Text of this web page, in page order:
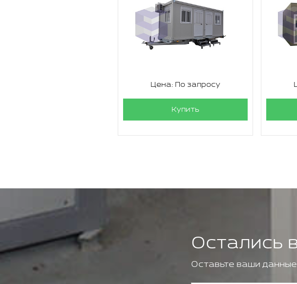
Цена: По запросу
Купить
Остались
Оставьте ваши